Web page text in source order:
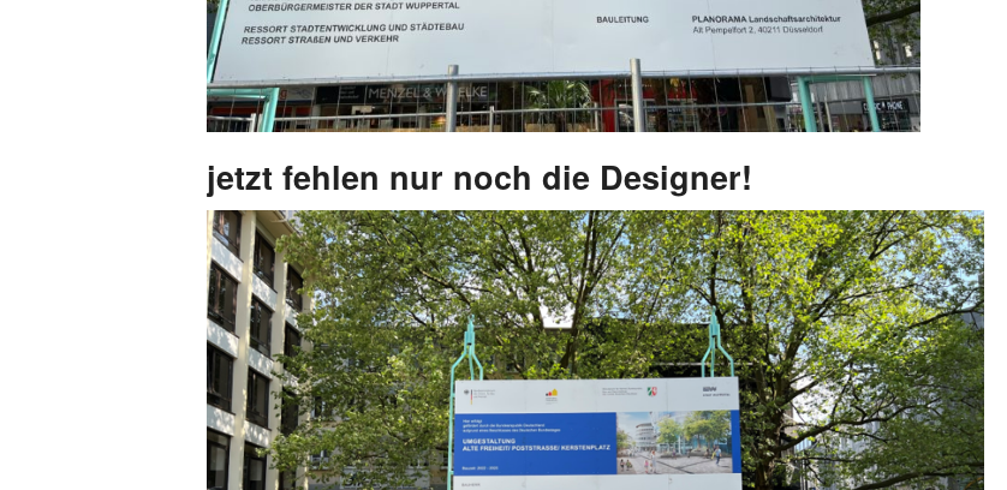
jetzt fehlen nur noch die Designer!